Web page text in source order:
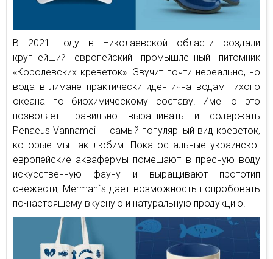
В 2021 году в Николаевской области создали
крупнейший европейский промышленный питомник
«Королевских креветок». Звучит почти нереально, но
вода в лимане практически идентична водам Тихого
океана по биохимическому составу. Именно это
позволяет правильно выращивать и содержать
Penaeus Vannamei — самый популярный вид креветок,
которые мы так любим. Пока остальные украинско-
европейские аквафермы помещают в пресную воду
искусственную фауну и выращивают прототип
свежести, Merman`s дает возможность попробовать
по-настоящему вкусную и натуральную продукцию.